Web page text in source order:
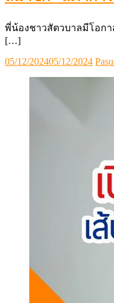
นานาปศุสัตว์
เส้นทาง “พรบ.
ผ่านกฤษฎีกา